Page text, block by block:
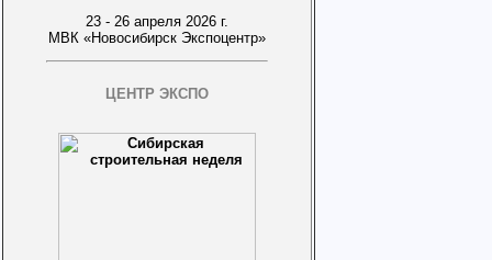
23 - 26 апреля 2026 г.
МВК «Новосибирск Экспоцентр»
ЦЕНТР ЭКСПО